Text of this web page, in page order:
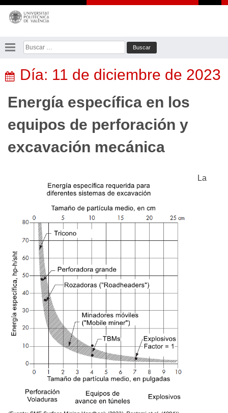
Saltar
contenido
Buscar:
Día: 11 de diciembre de 2023
Energía específica en los
equipos de perforación y
excavación mecánica
La